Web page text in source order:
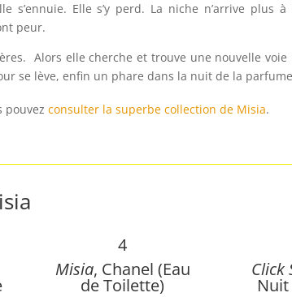
s’ennuie. Elle s’y perd. La niche n’arrive plus
peur.
Alors elle cherche et trouve une nouvelle voie
se lève, enfin un phare dans la nuit de la
pouvez consulter la superbe collection de Misia.
4
Misia, Chanel (Eau
de Toilette)
Click